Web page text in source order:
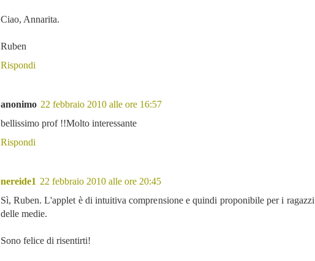
Ciao, Annarita.
Ruben
Rispondi
anonimo 22 febbraio 2010 alle ore 16:57
bellissimo prof !!Molto interessante
Rispondi
nereide1 22 febbraio 2010 alle ore 20:45
Sì, Ruben. L'applet è di intuitiva comprensione e quindi proponibile per i ragazzi
delle medie.
Sono felice di risentirti!